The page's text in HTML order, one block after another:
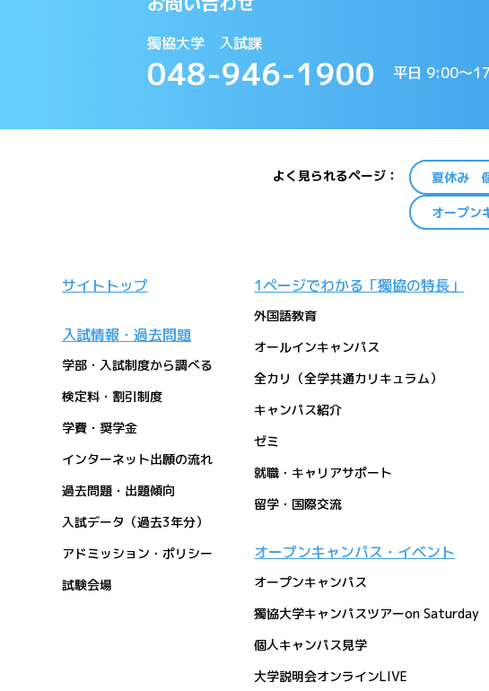
獨協大学 入試課
048-946-1900 平日 9:00〜
よく見られるページ 夏休み
オープン
サイトトップ
入試情報・過去問題
学部・入試制度から調べる
検定料・割引制度
学費・奨学金
インターネット出願の流れ
過去問題・出題傾向
入試データ（過去3年分）
アドミッション・ポリシー
試験会場
1ページでわかる「獨協の特長」
外国語教育
オールインキャンパス
全カリ（全学共通カリキュラム）
キャンパス紹介
ゼミ
就職・キャリアサポート
留学・国際交流
オープンキャンパス・イベント
オープンキャンパス
獨協大学キャンパスツアーon Saturday
個人キャンパス見学
大学説明会オンラインLIVE